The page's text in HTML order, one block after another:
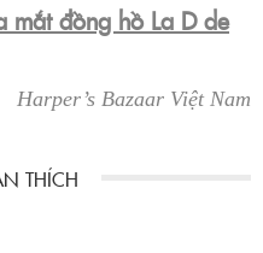
mắt đồng hồ La D de
Harper’s Bazaar Việt Nam